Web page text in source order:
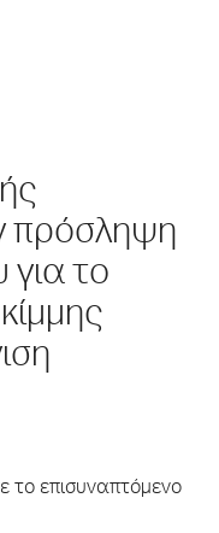
πρόσληψη
για τo
το επισυναπτόμενο